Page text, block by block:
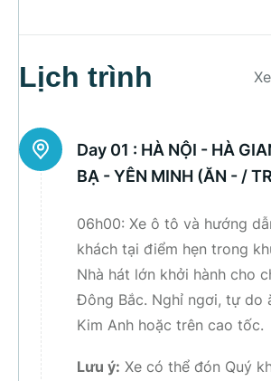
Lịch trình
Day 01 : HÀ NỘI - HÀ
BẠ - YÊN MINH (ĂN - /
06h00: Xe ô tô và hướng
khách tại điểm hẹn trong
Nhà hát lớn khởi hành cho
Đông Bắc. Nghỉ ngơi, tự do
Kim Anh hoặc trên cao tốc.
Lưu ý: Xe có thể đón Quý